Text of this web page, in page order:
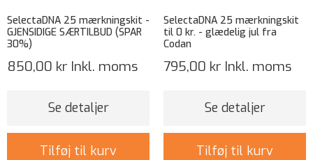
SelectaDNA 25 mærkningskit -
GJENSIDIGE SÆRTILBUD (SPAR
30%)
850,00 kr Inkl. moms
Se detaljer
Tilføj til kurv
SelectaDNA 25 mærkningskit
til 0 kr. - glædelig jul fra
Codan
795,00 kr Inkl. moms
Se detaljer
Tilføj til kurv